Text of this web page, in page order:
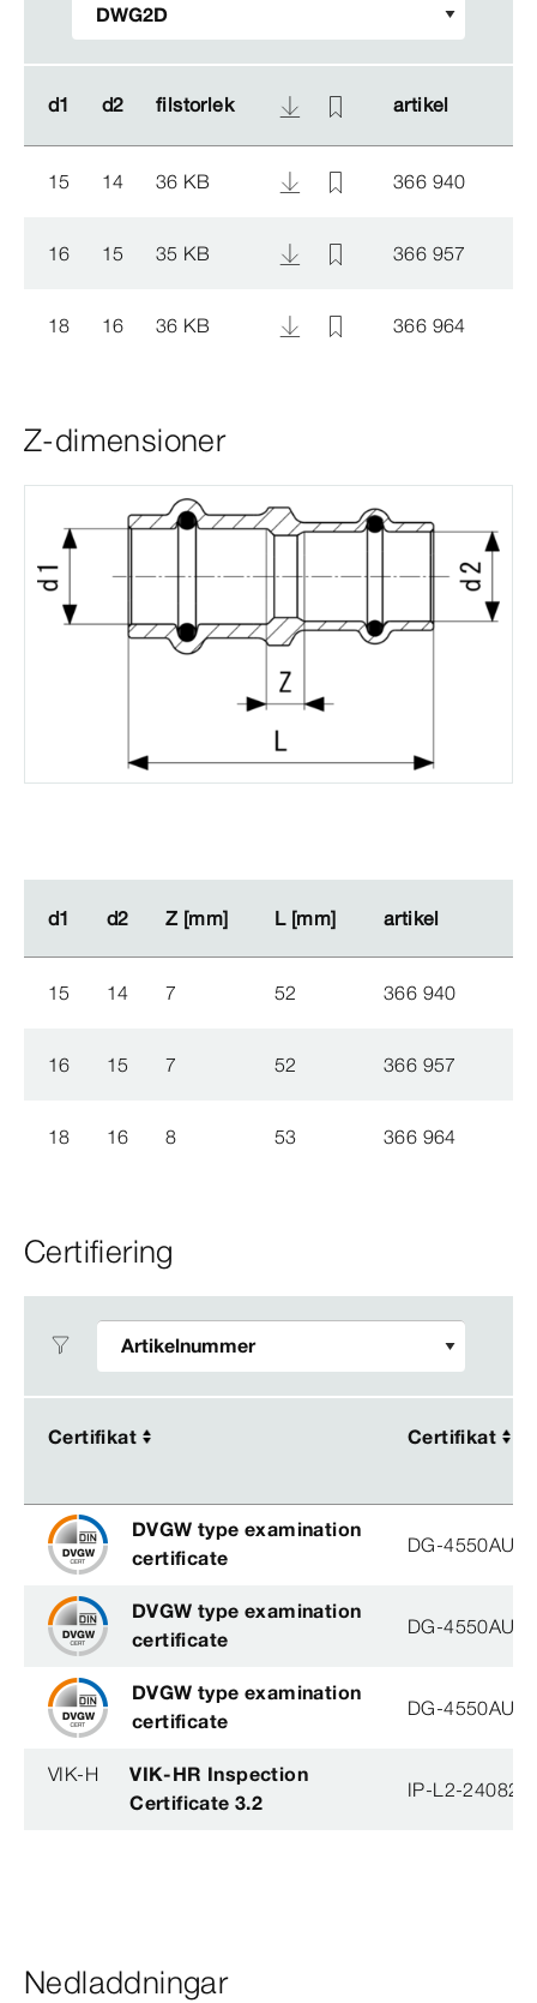
d1 d2 filstorlek artikel
d1 d2 filstorlek artikel
15 14 36 KB 366 940
16 15 35 KB 366 957
18 16 36 KB 366 964
Z-dimensioner
d1 d2 Z [mm] L [mm] artikel
d1 d2 Z [mm] L [mm] artikel
15 14 7 52 366 940
16 15 7 52 366 957
18 16 8 53 366 964
Certifiering
Certifikat Certifikat
Certifikat Certifikat
DVGW type examination
certificate
DG-
DVGW type examination
certificate
DG-
DVGW type examination
certificate
DG-
VIK-H
VIK-HR Inspection
Certificate 3.2
IP-L2-
Nedladdningar